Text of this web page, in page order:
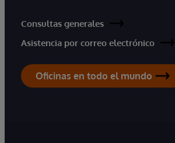
Consultas generales
Asistencia por correo electrónico
Oficinas en todo el mundo